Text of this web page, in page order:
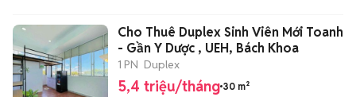
Cho Thuê Duplex Sinh Viên Mới Toanh
- Gần Y Dược , UEH, Bách Khoa
1 PN Duplex
5,4 triệu/tháng 30 m²